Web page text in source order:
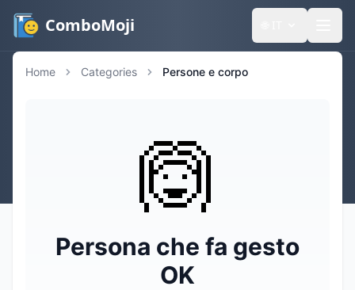
ComboMoji
Home Categories Persone e corpo
🙆
Persona che fa gesto
OK